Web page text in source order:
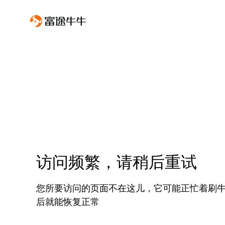
访问频繁，请稍后重试
您所要访问的页面不在这儿，它可能正忙着刷
后就能恢复正常